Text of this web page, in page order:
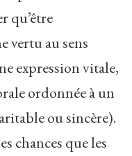
qu’être
vertu au sens
expression vitale,
ordonnée à un
ou sincère).
chances que les